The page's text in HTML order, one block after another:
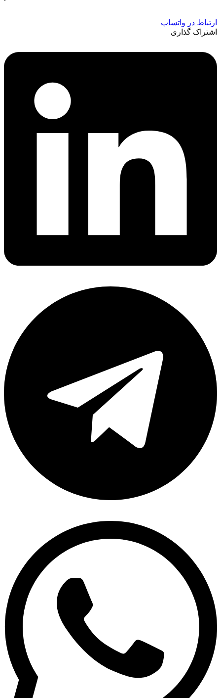
ارتباط در واتساپ
اشتراک گذاری